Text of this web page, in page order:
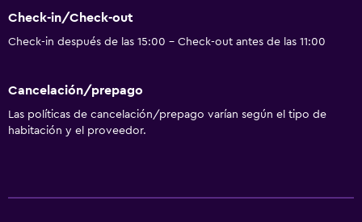
Check-in/Check-out
Check-in después de las 15:00 - Check-out antes de las 11:00
Cancelación/prepago
Las políticas de cancelación/prepago varían según el tipo de
habitación y el proveedor.